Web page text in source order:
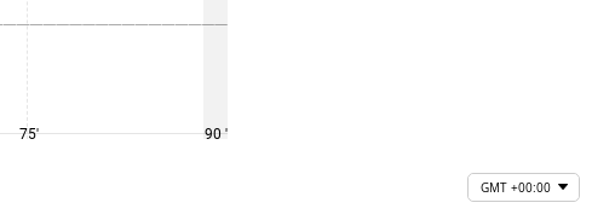
75' 90 '
GMT +00:00